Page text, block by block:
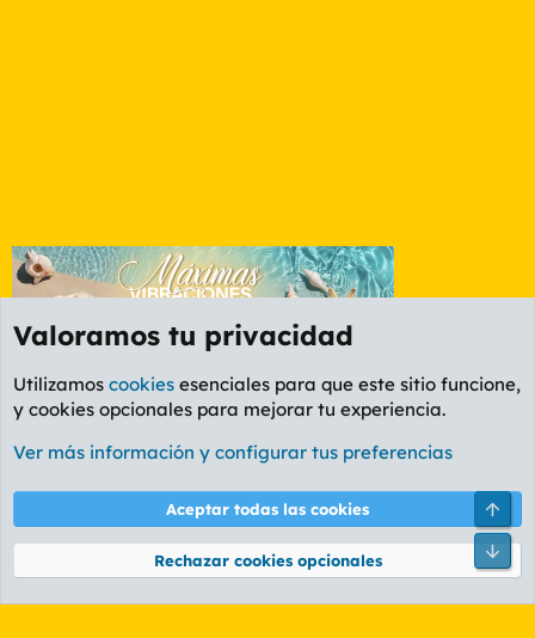
Foro Música
Cookies
PL OLDSTYLE AMARILLO
Términos y reglas Política de privacidad Ayuda
Community platform by XenForo® © 2010-2026 XenForo Ltd.
Valoramos tu privacidad
Utilizamos cookies esenciales para que este sitio funcione,
y cookies opcionales para mejorar tu experiencia.
Ver más información y configurar tus preferencias
Aceptar todas las cookies
Rechazar cookies opcionales
Pie